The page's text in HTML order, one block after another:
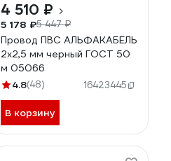
4 510 ₽
5 178 ₽5 447 ₽
Провод ПВС АЛЬФАКАБЕЛЬ
2х2,5 мм черный ГОСТ 50
м 05066
4.8(48) 16423445
В корзину